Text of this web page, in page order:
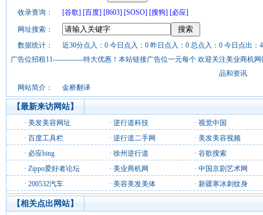
收录查询： [谷歌] [百度] [8603] [SOSO] [搜狗] [必应]
网址搜索：
数据统计：
近30分点入：0 今日点入：0 昨日点入：0 总点入：0 今日点出：
广告位招租11-------------特大优惠！本站链接广告位一元每个 欢迎关注美业商机
品和资讯
网站简介：
金桥翻译
【最新来访网站】
· 美发美容网址 · 逆行道科技 · 视觉中国
· 百度工具栏 · 逆行道二手网 · 美发美容视频
· 必应bing · 徐州逆行道 · 谷歌搜索
· Zippo爱好者论坛 · 美业商机网 · 中国京剧艺术网
· 200532汽车 · 美容美发美体 · 新疆寒冰刺纹身
【相关点出网站】